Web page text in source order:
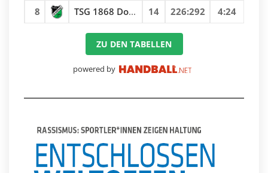
8
TSG 1868 Dortmund-Schüren 2 14 226:292 4:24
ZU DEN TABELLEN
powered by